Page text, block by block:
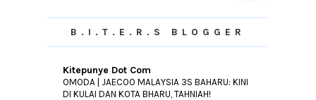
►June (22)
►May(24)
►April(17)
►March(28)
B.I.T.E.R.S BLOGGER
Kitepunye Dot Com
OMODA | JAECOO MALAYSIA 3S BAHARU: KINI
DI KULAI DAN KOTA BHARU, TAHNIAH!